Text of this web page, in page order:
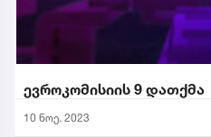
ევროკომისიის 9 დათქმა
10 ნოე. 2023